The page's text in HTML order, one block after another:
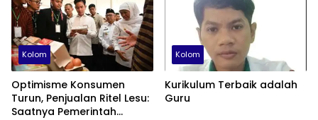
Kolom
Optimisme Konsumen
Turun, Penjualan Ritel Lesu:
Saatnya Pemerintah
Kolom
Kurikulum Terbaik adalah
Guru